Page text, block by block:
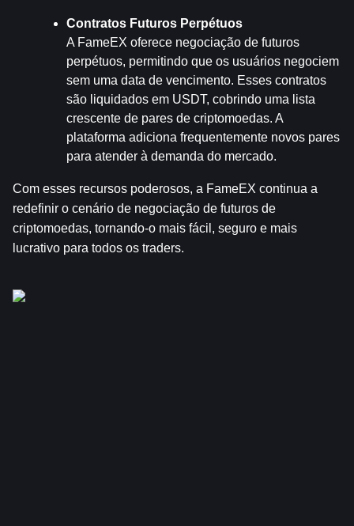
Contratos Futuros Perpétuos
A FameEX oferece negociação de futuros
perpétuos, permitindo que os usuários negociem
sem uma data de vencimento. Esses contratos
são liquidados em USDT, cobrindo uma lista
crescente de pares de criptomoedas. A
plataforma adiciona frequentemente novos pares
para atender à demanda do mercado.
Com esses recursos poderosos, a FameEX continua a
redefinir o cenário de negociação de futuros de
criptomoedas, tornando-o mais fácil, seguro e mais
lucrativo para todos os traders.